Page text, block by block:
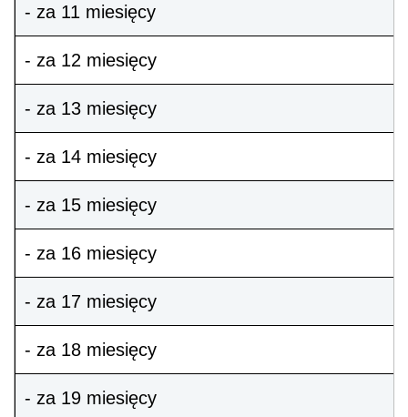
- za 11 miesięcy
- za 12 miesięcy
- za 13 miesięcy
- za 14 miesięcy
- za 15 miesięcy
- za 16 miesięcy
- za 17 miesięcy
- za 18 miesięcy
- za 19 miesięcy